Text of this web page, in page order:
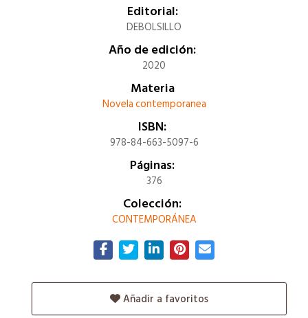
Editorial:
DEBOLSILLO
Año de edición:
2020
Materia
Novela contemporanea
ISBN:
978-84-663-5097-6
Páginas:
376
Colección:
CONTEMPORÁNEA
Añadir a favoritos